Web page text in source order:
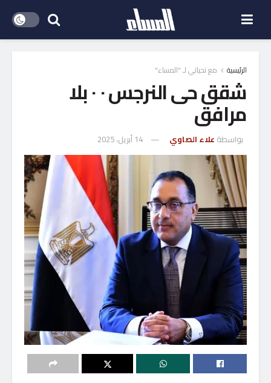
الرئيسية مع تحياتي لـ "المساء"
شقق حى النرجس ٠ ٠ بلا
مرافق
بواسطة علاء الصاوي 14 أبريل، 2025